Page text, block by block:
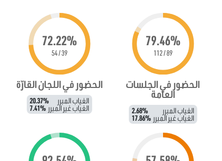
79.46%
89 / 112
الحضور في الجلسات
العامة
الغياب المبرر 2.68%
الغياب غير المبرر 17.86%
72.22%
39 / 54
الحضور في اللجان القارّة
الغياب المبرر 20.37%
الغياب غير المبرر 7.41%